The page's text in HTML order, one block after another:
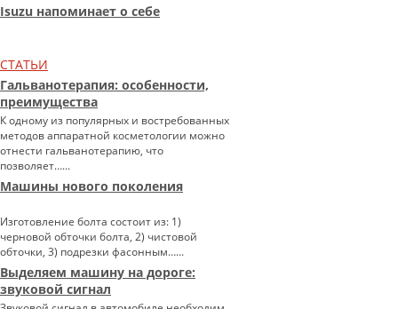
Isuzu напоминает о себе
СТАТЬИ
Гальванотерапия: особенности,
преимущества
К одному из популярных и востребованных
методов аппаратной косметологии можно
отнести гальванотерапию, что
позволяет…...
Машины нового поколения
Изготовление болта состоит из: 1)
черновой обточки болта, 2) чистовой
обточки, 3) подрезки фасонным…...
Выделяем машину на дороге:
звуковой сигнал